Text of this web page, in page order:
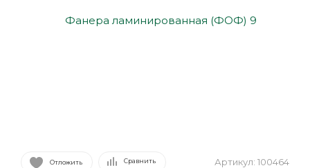
Отложить Сравнить Артикул: 100464